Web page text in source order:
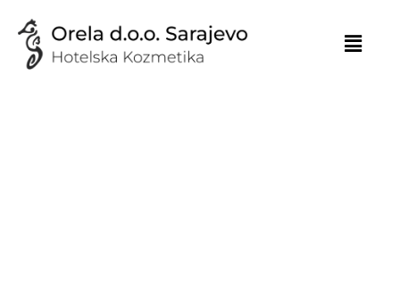
content